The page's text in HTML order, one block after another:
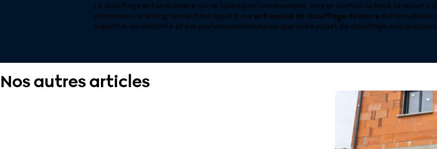
Le chauffage est un domaine qui ne tolère pas l’amateurisme. Pour un confort optimal, la
économies sur le long terme, faire appel à une entreprise de chauffage au Havre est la meilleure
expertise, sa réactivité et son professionnalisme pour que votre projet de chauffage soit un
Nos autres articles